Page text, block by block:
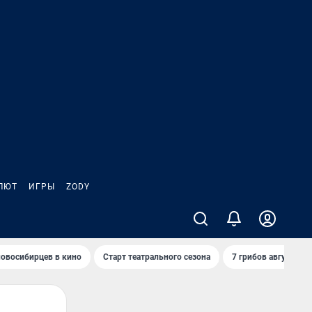
ИГРЫ ZODY
в кино Старт театрального сезона 7 грибов августа